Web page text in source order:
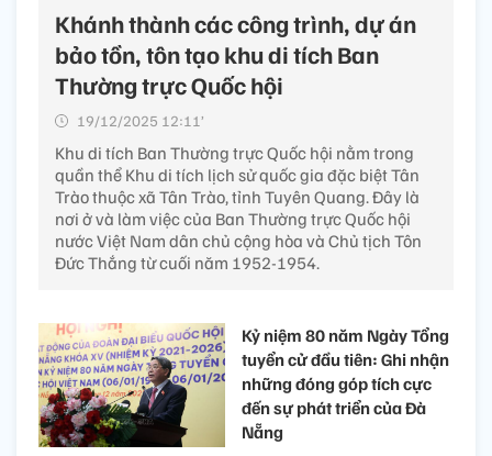
Khánh thành các công trình, dự án
bảo tồn, tôn tạo khu di tích Ban
Thường trực Quốc hội
19/12/2025 12:11’
Khu di tích Ban Thường trực Quốc hội nằm trong
quần thể Khu di tích lịch sử quốc gia đặc biệt Tân
Trào thuộc xã Tân Trào, tỉnh Tuyên Quang. Đây là
nơi ở và làm việc của Ban Thường trực Quốc hội
nước Việt Nam dân chủ cộng hòa và Chủ tịch Tôn
Đức Thắng từ cuối năm 1952-1954.
Kỷ niệm 80 năm Ngày Tổng
tuyển cử đầu tiên: Ghi nhận
những đóng góp tích cực
đến sự phát triển của Đà
Nẵng